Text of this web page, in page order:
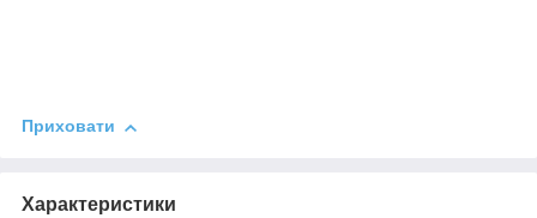
Приховати
Характеристики